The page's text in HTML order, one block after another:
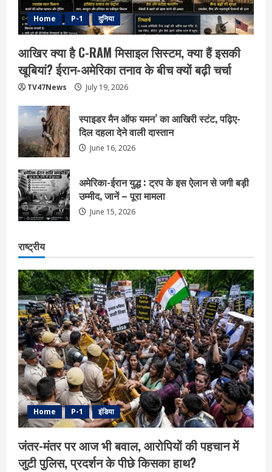
Home P-1 दुनिया
आखिर क्या है C-RAM मिसाइल सिस्टम, क्या हैं इसकी
खूबियां? ईरान-अमेरिका तनाव के बीच क्यों बढ़ी चर्चा
TV47News July 19, 2026
स्पाइडर मैन ऑफ यमन’ का आखिरी स्टंट, पढ़िए-
दिल दहला देने वाली दास्तान
June 16, 2026
अमेरिका-ईरान युद्ध : ट्रप के इस ऐलान से जगी बड़ी
उम्मीद, जानें – पूरा मामला
June 15, 2026
राष्ट्रीय
Home P-1 इंडिया
जंतर-मंतर पर आज भी बवाल, आरोपियों की पहचान में
जुटी पुलिस, प्रदर्शन के पीछे किसका हाथ?